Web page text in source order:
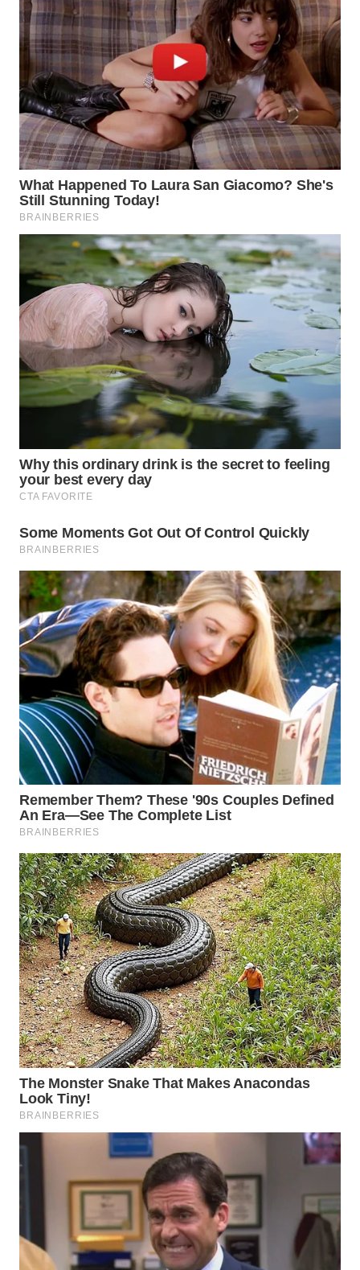
TINGGI
WN
PAKPAK
WN
KARAWANG
WN
BEKASI
BOGOR
WN
DEPOK
WN
TAPANULI
UTARA
SAMOSIR
WN
PADANG
SUMEDANG
WN
CIANJUR
WN
KEPULAUAN
SERIBU
WN
TANGERANG
WN
BINJAI
WN
CIREBON
WN
INDRAMAYU
WN
KUNINGAN
WN
MAJALENGKA
WN
SUBANG
SUKABUMI
PURWAKARTA